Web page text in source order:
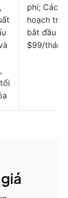
phí; Các
hoạch trả
bắt đầu từ
$99/tháng